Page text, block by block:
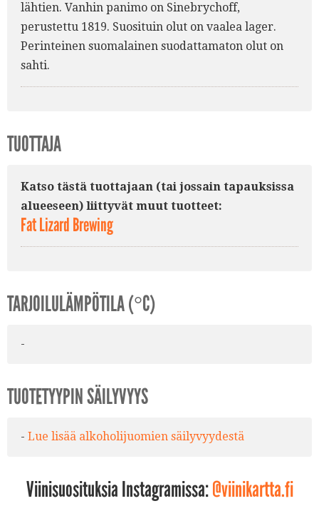
lähtien. Vanhin panimo on Sinebrychoff,
perustettu 1819. Suosituin olut on vaalea lager.
Perinteinen suomalainen suodattamaton olut on
sahti.
TUOTTAJA
Katso tästä tuottajaan (tai jossain tapauksissa
alueeseen) liittyvät muut tuotteet:
Fat Lizard Brewing
TARJOILULÄMPÖTILA (°C)
-
TUOTETYYPIN SÄILYVYYS
- Lue lisää alkoholijuomien säilyvyydestä
Viinisuosituksia Instagramissa:@viinikartta.fi